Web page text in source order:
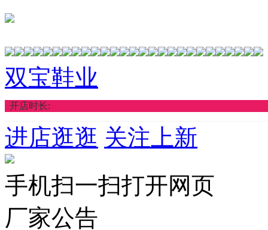
双宝鞋业
开店时长:
进店逛逛 关注上新
手机扫一扫打开网页
厂家公告